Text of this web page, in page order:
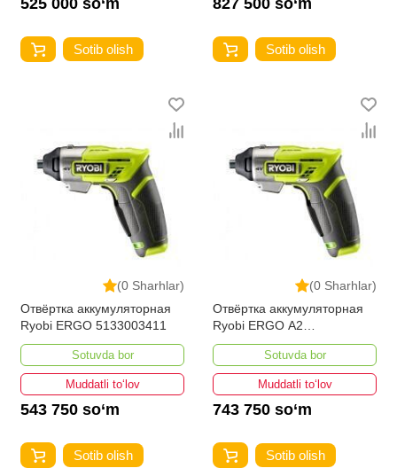
525 000 so‘m
Sotib olish
827 500 so‘m
Sotib olish
(0 Sharhlar)
Отвёртка аккумуляторная
Ryobi ERGO 5133003411
Sotuvda bor
Muddatli to‘lov
543 750 so‘m
Sotib olish
(0 Sharhlar)
Отвёртка аккумуляторная
Ryobi ERGO A2
5133003409
Sotuvda bor
Muddatli to‘lov
743 750 so‘m
Sotib olish